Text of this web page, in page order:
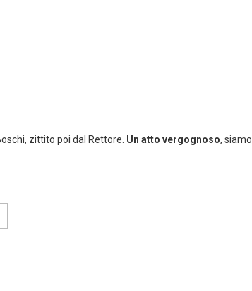
zittito poi dal Rettore. Un atto vergognoso, siamo